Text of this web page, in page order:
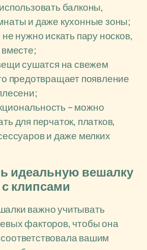
балконы,
и даже кухонные зоны;
нужно искать пару носков,
сушатся на свежем
предотвращает появление
– можно
для перчаток, платков,
и даже мелких
идеальную вешалку
клипсами
важно учитывать
факторов, чтобы она
вашим